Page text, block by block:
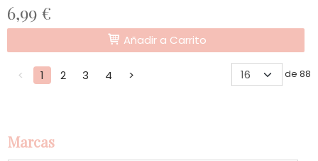
Marcas
6,99 €
Añadir a Carrito
< 1 2 3 4 > de 88